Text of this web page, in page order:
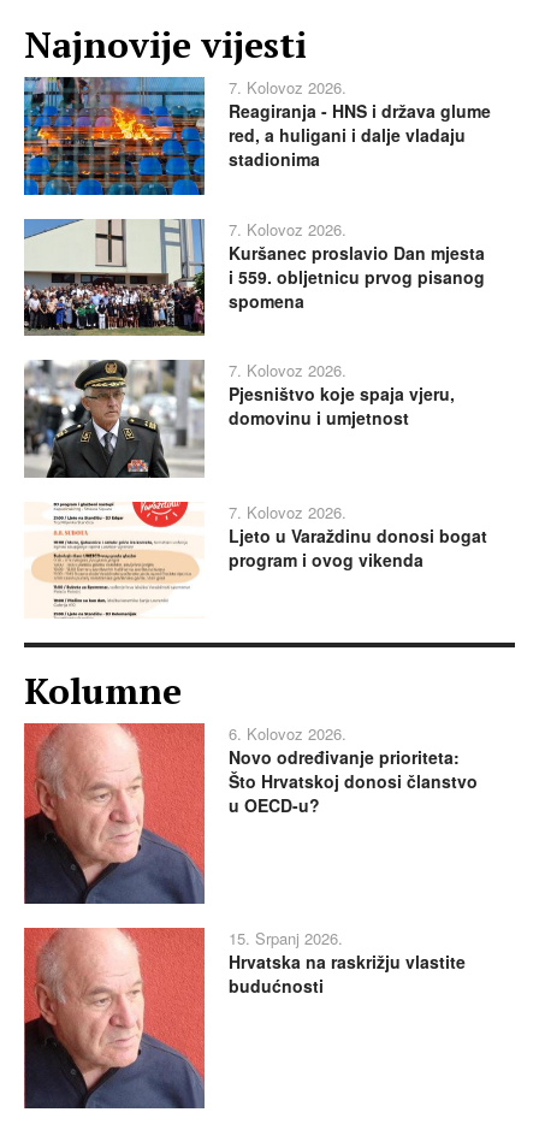
Najnovije vijesti
7. Kolovoz 2026.
Reagiranja - HNS i država glume
red, a huligani i dalje vladaju
stadionima
7. Kolovoz 2026.
Kuršanec proslavio Dan mjesta
i 559. obljetnicu prvog pisanog
spomena
7. Kolovoz 2026.
Pjesništvo koje spaja vjeru,
domovinu i umjetnost
7. Kolovoz 2026.
Ljeto u Varaždinu donosi bogat
program i ovog vikenda
Kolumne
6. Kolovoz 2026.
Novo određivanje prioriteta:
Što Hrvatskoj donosi članstvo
u OECD-u?
15. Srpanj 2026.
Hrvatska na raskrižju vlastite
budućnosti